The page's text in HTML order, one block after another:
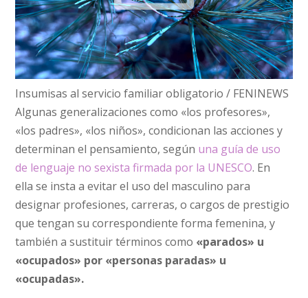
Insumisas al servicio familiar obligatorio / FENINEWS
Algunas generalizaciones como «los profesores»,
«los padres», «los niños», condicionan las acciones y
determinan el pensamiento, según una guía de uso
de lenguaje no sexista firmada por la UNESCO. En
ella se insta a evitar el uso del masculino para
designar profesiones, carreras, o cargos de prestigio
que tengan su correspondiente forma femenina, y
también a sustituir términos como «parados» u
«ocupados» por «personas paradas» u
«ocupadas».